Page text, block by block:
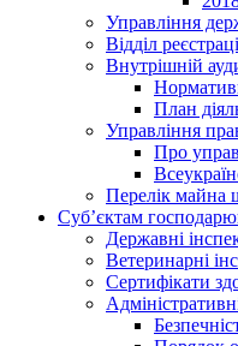
Управління
Відділ
Внутрішній
План
Управління
Про
Перелік майна
Суб’єктам
Державні
Ветеринарні
Сертифікати